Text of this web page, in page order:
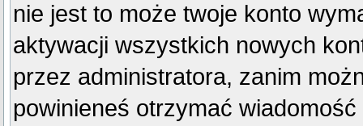
nie jest to może twoje konto
aktywacji wszystkich nowych
przez administratora, zanim
powinieneś otrzymać